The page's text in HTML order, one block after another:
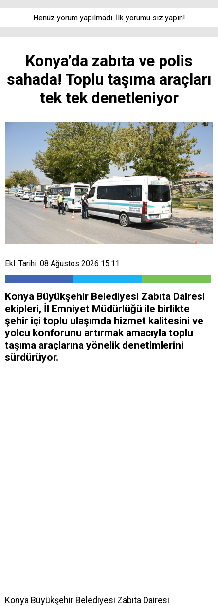
Henüz yorum yapılmadı. İlk yorumu siz yapın!
Konya’da zabıta ve polis
sahada! Toplu taşıma araçları
tek tek denetleniyor
Ekl. Tarihi: 08 Ağustos 2026 15:11
Konya Büyükşehir Belediyesi Zabıta Dairesi
ekipleri, İl Emniyet Müdürlüğü ile birlikte
şehir içi toplu ulaşımda hizmet kalitesini ve
yolcu konforunu artırmak amacıyla toplu
taşıma araçlarına yönelik denetimlerini
sürdürüyor.
Konya Büyükşehir Belediyesi Zabıta Dairesi